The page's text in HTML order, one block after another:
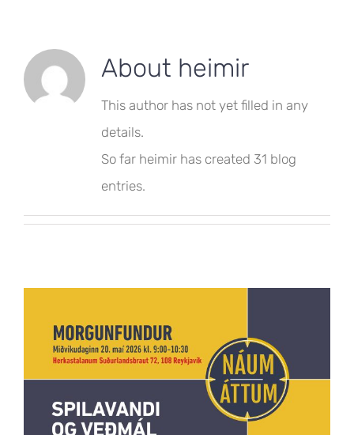
About heimir
This author has not yet filled in any
details.
So far heimir has created 31 blog
entries.